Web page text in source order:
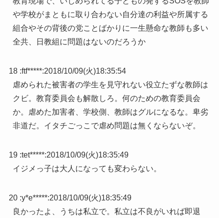
や学校がまともに取り合わない自分達の利益や所属する
組合やその背後の党ことばかりに一生懸命な教師も多い
全共、日教組に問題はないのだろうか
18 :ftf*****:2018/10/09(火)18:35:54
虐められた被害者の学生を見守れない役立たずな教師は
クビ。教育委員会も解散しろ。何のための教育委員会
か。虐めた加害者、学校側、教師はグルになるな。卑劣
非道だ。イタチごっこで虐め問題は無くならないぞ。
19 :tet*****:2018/10/09(火)18:35:49
イジメっ子は大人になっても変わらない。
20 :y*e*****:2018/10/09(火)18:35:49
良かったよ、うちは私立で。私立は不良がいれば即退